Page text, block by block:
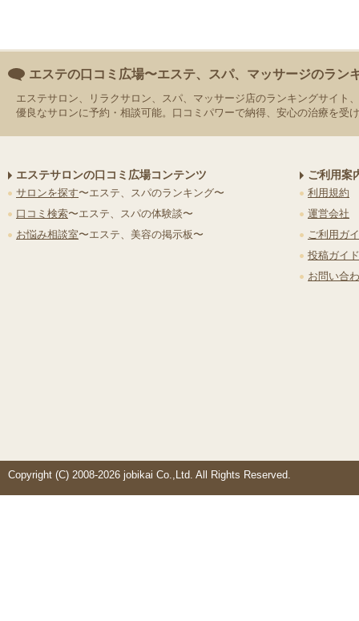
エステの口コミ広場〜エステ、スパ、マッサージのラン
エステサロン、リラクサロン、スパ、マッサージ店のランキングサイト
優良なサロンに予約・相談可能。口コミパワーで納得、安心の治療を受
エステサロンの口コミ広場コンテンツ
サロンを探す〜エステ、スパのランキング〜
口コミ検索〜エステ、スパの体験談〜
お悩み相談室〜エステ、美容の掲示板〜
ご利用案
利用規約
運営会社
ご利用ガ
投稿ガイ
お問い合
Copyright (C) 2008-2026 jobikai Co.,Ltd. All Rights Reserved.